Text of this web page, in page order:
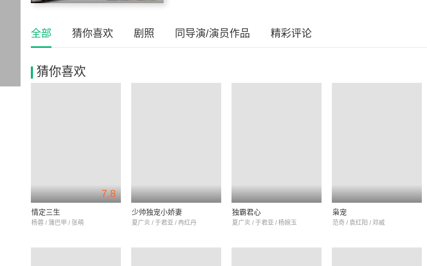
全部 猜你喜欢 剧照 同导演/演员作品 精彩评论
猜你喜欢
7.8
情定三生
杨蓉 / 蒲巴甲 / 张萌
少帅独宠小娇妻
夏广炎 / 于君亚 / 冉红丹
独霸君心
夏广炎 / 于君亚 / 杨婉玉
枭宠
范奇 / 袁红阳 / 邓威